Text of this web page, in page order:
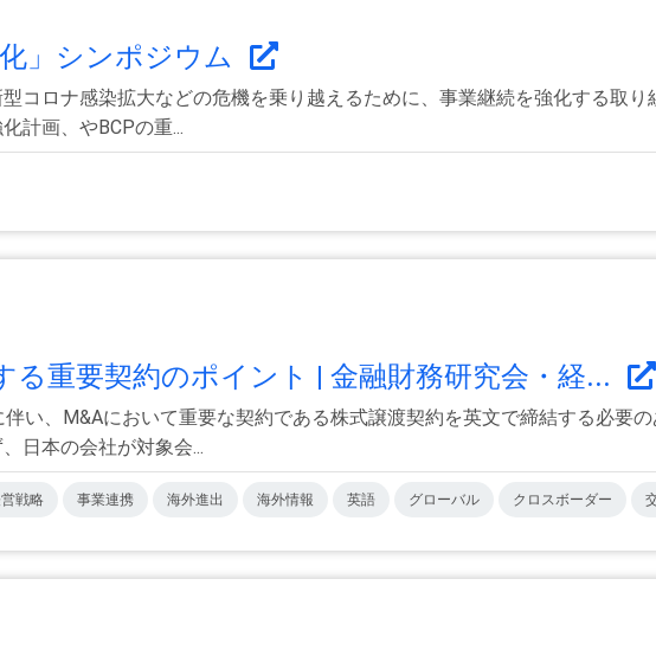
」シンポジウム
コロナ感染拡大などの危機を乗り越えるために、事業継続を強化する取り
計画、やBCPの重...
る重要契約のポイント | 金融財務研究会・経...
い、M&Aにおいて重要な契約である株式譲渡契約を英文で締結する必要
日本の会社が対象会...
戦略 事業連携 海外進出 海外情報 英語 グローバル クロスボーダー